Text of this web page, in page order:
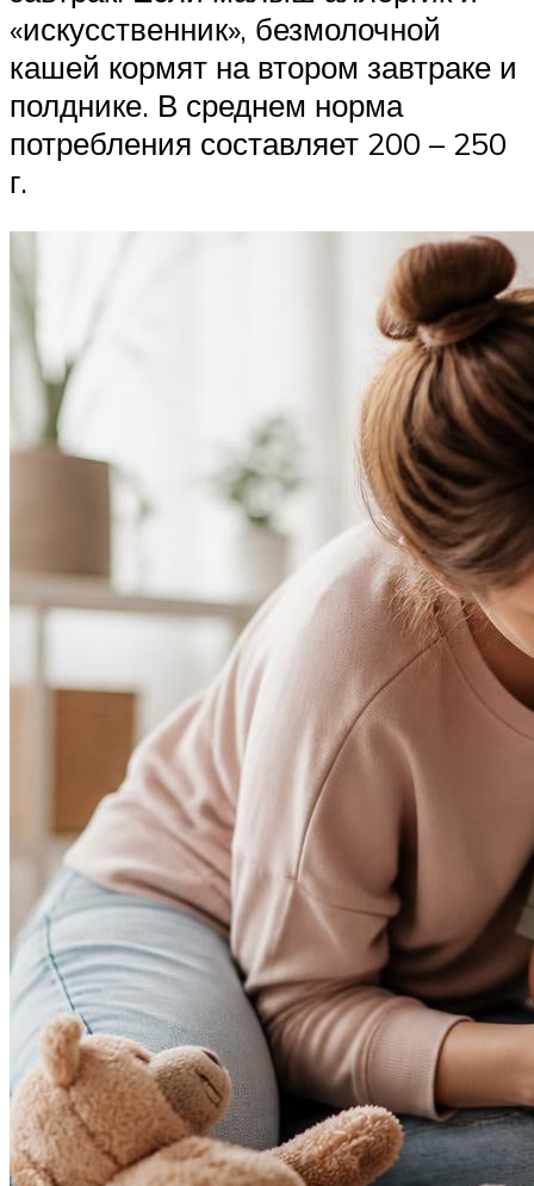
«искусственник», безмолочной
кашей кормят на втором завтраке и
полднике. В среднем норма
потребления составляет 200 – 250
г.